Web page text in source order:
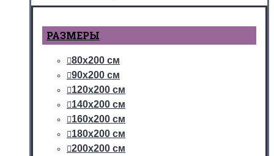
РАЗМЕРЫ
80х200 см
90х200 см
120х200 см
140х200 см
160х200 см
180х200 см
200х200 см